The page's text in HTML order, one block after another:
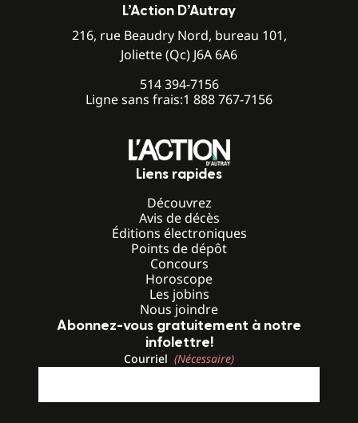
L’Action D’Autray
216, rue Beaudry Nord, bureau 101,
Joliette (Qc) J6A 6A6
514 394-7156
Ligne sans frais:1 888 767-7156
Liens rapides
Découvrez
Avis de décès
Éditions électroniques
Points de dépôt
Concours
Horoscope
Les jobins
Nous joindre
Abonnez-vous gratuitement à notre
infolettre!
Courriel (Nécessaire)